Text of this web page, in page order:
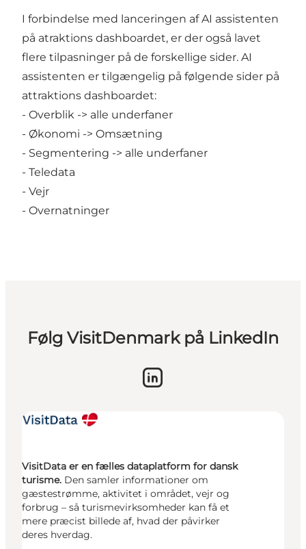
I forbindelse med lanceringen af AI assistenten
på atraktions dashboardet, er der også lavet
flere tilpasninger på de forskellige sider. AI
assistenten er tilgængelig på følgende sider på
attraktions dashboardet:
- Overblik -> alle underfaner
- Økonomi -> Omsætning
- Segmentering -> alle underfaner
- Teledata
- Vejr
- Overnatninger
Følg VisitDenmark på LinkedIn
VisitData er en fælles dataplatform for dansk
turisme. Den samler informationer om
gæstestrømme, aktivitet i området, vejr og
forbrug – så turismevirksomheder kan få et
mere præcist billede af, hvad der påvirker
deres hverdag.